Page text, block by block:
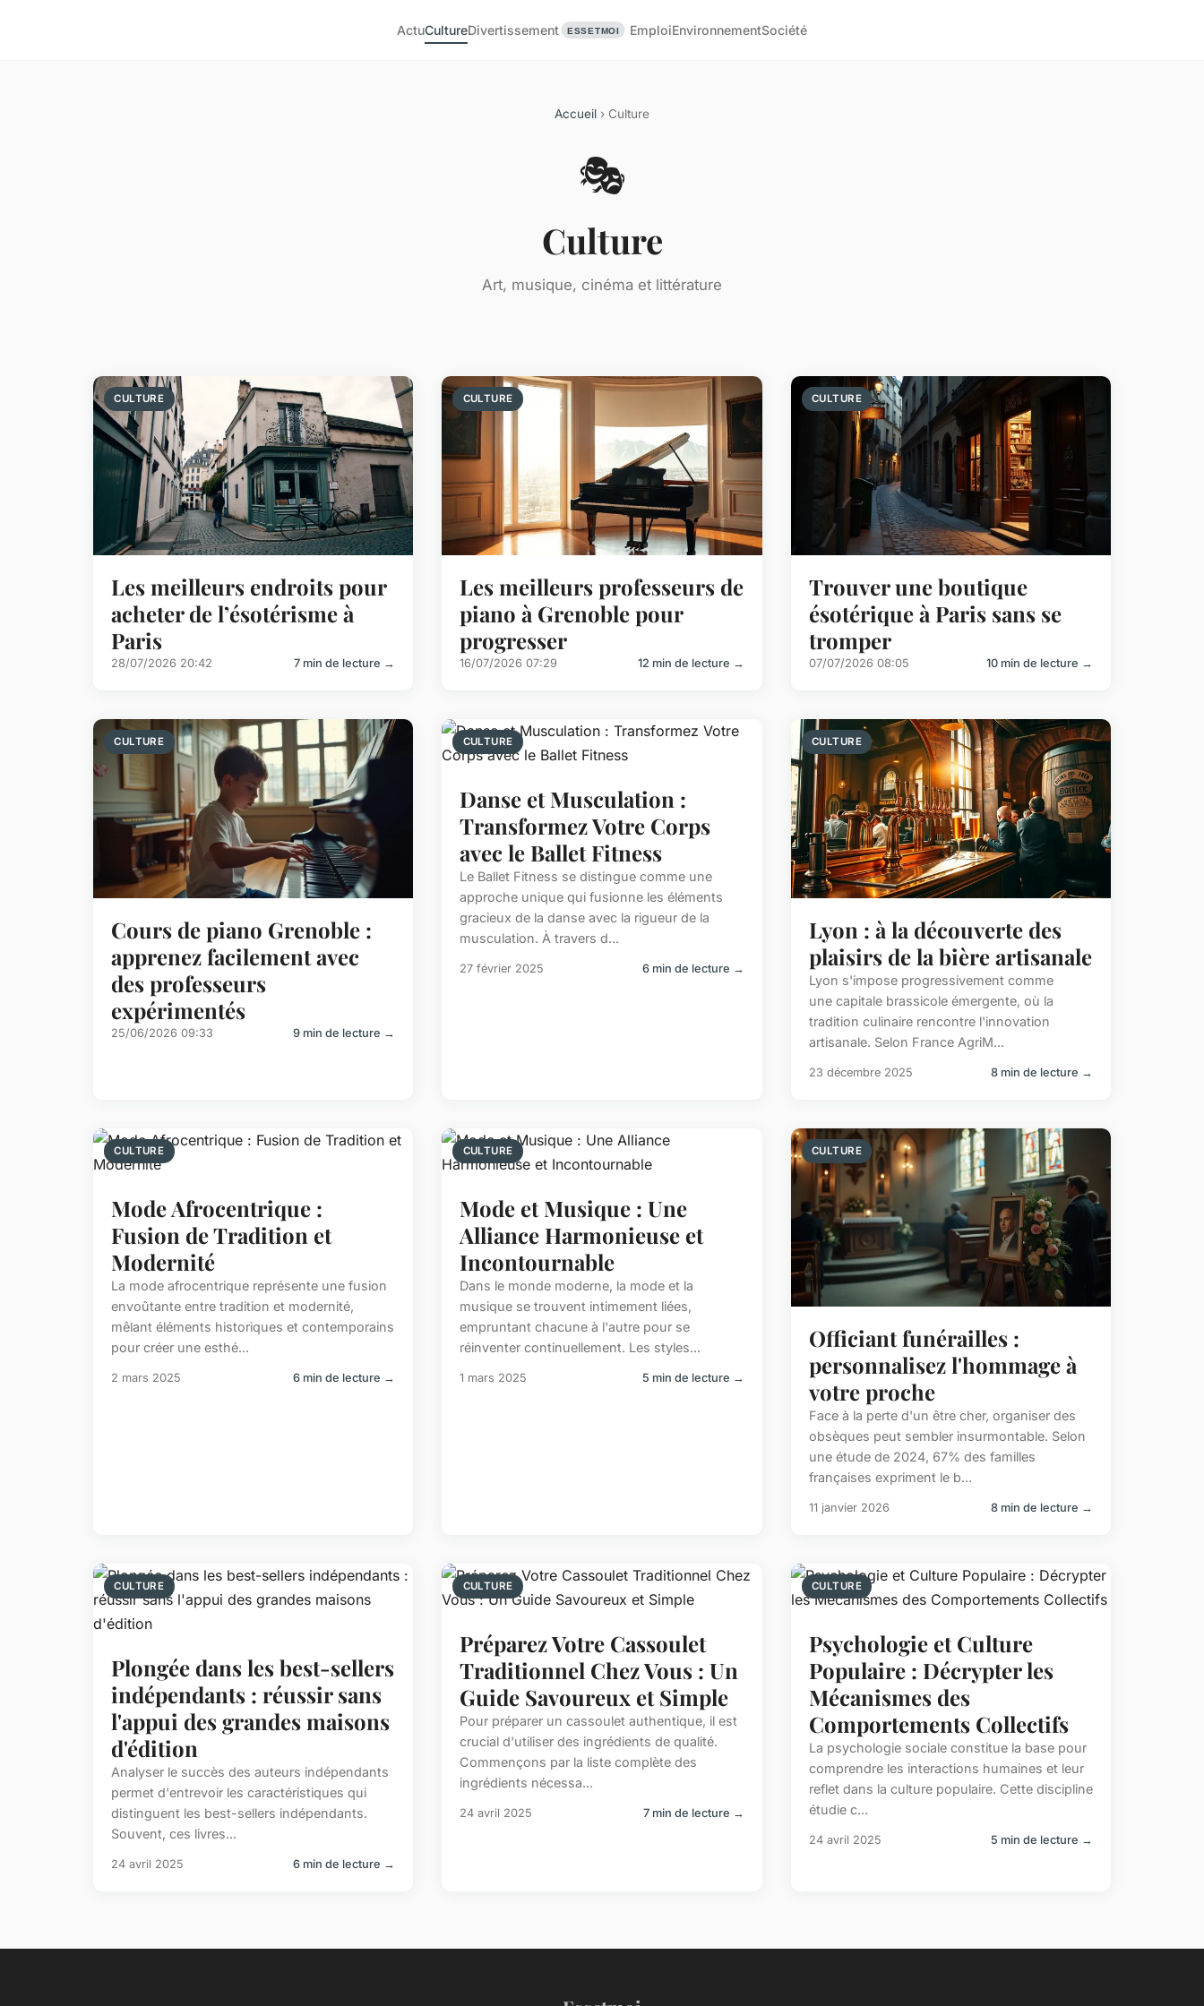
ActuCultureDivertissement EmploiEnvironnementSociété
Accueil › Culture
🎭
Culture
Art, musique, cinéma et littérature
CULTURE
Les meilleurs endroits pour
acheter de l’ésotérisme à
Paris
28/07/2026 20:42 7 min de lecture →
CULTURE
Les meilleurs professeurs de
piano à Grenoble pour
progresser
16/07/2026 07:29 12 min de lecture →
CULTURE
Trouver une boutique
ésotérique à Paris sans se
tromper
07/07/2026 08:05 10 min de lecture →
CULTURE
Cours de piano Grenoble :
apprenez facilement avec
des professeurs
expérimentés
25/06/2026 09:33 9 min de lecture →
CULTURE
Danse et Musculation :
Transformez Votre Corps
avec le Ballet Fitness
Le Ballet Fitness se distingue comme une
approche unique qui fusionne les éléments
gracieux de la danse avec la rigueur de la
musculation. À travers d...
27 février 2025 6 min de lecture →
CULTURE
Lyon : à la découverte des
plaisirs de la bière artisanale
Lyon s'impose progressivement comme
une capitale brassicole émergente, où la
tradition culinaire rencontre l'innovation
artisanale. Selon France AgriM...
23 décembre 2025 8 min de lecture →
CULTURE
Mode Afrocentrique :
Fusion de Tradition et
Modernité
La mode afrocentrique représente une fusion
envoûtante entre tradition et modernité,
mêlant éléments historiques et contemporains
pour créer une esthé...
2 mars 2025 6 min de lecture →
CULTURE
Mode et Musique : Une
Alliance Harmonieuse et
Incontournable
Dans le monde moderne, la mode et la
musique se trouvent intimement liées,
empruntant chacune à l'autre pour se
réinventer continuellement. Les styles...
1 mars 2025 5 min de lecture →
CULTURE
Officiant funérailles :
personnalisez l'hommage à
votre proche
Face à la perte d'un être cher, organiser des
obsèques peut sembler insurmontable. Selon
une étude de 2024, 67% des familles
françaises expriment le b...
11 janvier 2026 8 min de lecture →
CULTURE
Plongée dans les best-sellers
indépendants : réussir sans
l'appui des grandes maisons
d'édition
Analyser le succès des auteurs indépendants
permet d'entrevoir les caractéristiques qui
distinguent les best-sellers indépendants.
Souvent, ces livres...
24 avril 2025 6 min de lecture →
CULTURE
Préparez Votre Cassoulet
Traditionnel Chez Vous : Un
Guide Savoureux et Simple
Pour préparer un cassoulet authentique, il est
crucial d'utiliser des ingrédients de qualité.
Commençons par la liste complète des
ingrédients nécessa...
24 avril 2025 7 min de lecture →
CULTURE
Psychologie et Culture
Populaire : Décrypter les
Mécanismes des
Comportements Collectifs
La psychologie sociale constitue la base pour
comprendre les interactions humaines et leur
reflet dans la culture populaire. Cette discipline
étudie c...
24 avril 2025 5 min de lecture →